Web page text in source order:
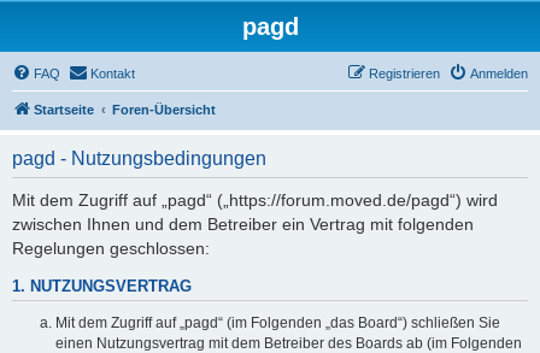
pagd
FAQ Kontakt Anmelden
Registrieren
Startseite Foren-Übersicht
pagd - Nutzungsbedingungen
Mit dem Zugriff auf „pagd“ („https://forum.moved.de/pagd“) wird
zwischen Ihnen und dem Betreiber ein Vertrag mit folgenden
Regelungen geschlossen:
1. NUTZUNGSVERTRAG
Mit dem Zugriff auf „pagd“ (im Folgenden „das Board“) schließen Sie
einen Nutzungsvertrag mit dem Betreiber des Boards ab (im Folgenden